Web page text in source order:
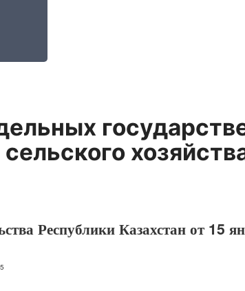
Республики Казахстан от 15